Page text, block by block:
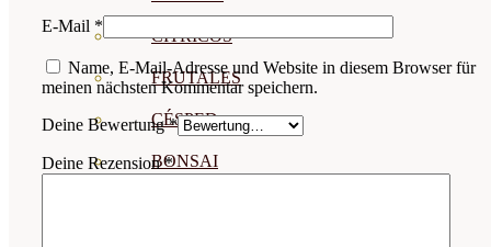
CÍTRICOS
FRUTALES
CÉSPED
BONSAI
E-Mail *
Name, E-Mail-Adresse und Website in diesem Browser für
meinen nächsten Kommentar speichern.
Deine Bewertung*
Deine Rezension*